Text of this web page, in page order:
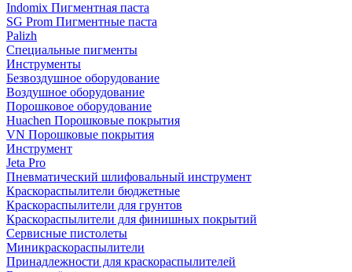
Indomix Пигментная паста
SG Prom Пигментные паста
Palizh
Специальные пигменты
Инструменты
Безвоздушное оборудование
Воздушное оборудование
Порошковое оборудование
Huachen Порошковые покрытия
VN Порошковые покрытия
Инструмент
Jeta Pro
Пневматический шлифовальный инструмент
Краскораспылители бюджетные
Краскораспылители для грунтов
Краскораспылители для финишных покрытий
Сервисные пистолеты
Миникраскораспылители
Принадлежности для краскораспылителей